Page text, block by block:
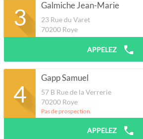
3 Galmiche Jean-Marie
23 Rue du Varet
70200 Roye
APPELEZ
4
Gapp Samuel
57 B Rue de la Verrerie
70200 Roye
Pas de prospection.
APPELEZ